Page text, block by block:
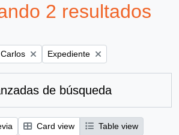
2 resultados
Remove filter:
Expediente
de búsqueda
Card view Table view